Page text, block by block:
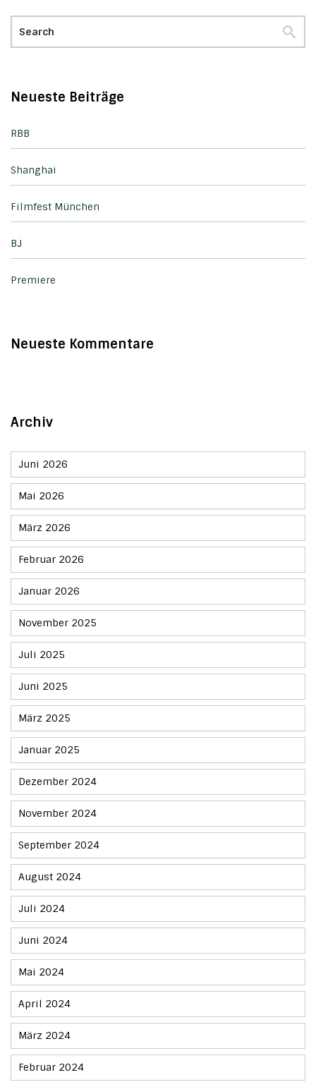
Neueste Beiträge
RBB
Shanghai
Filmfest München
BJ
Premiere
Neueste Kommentare
Archiv
Juni 2026
Mai 2026
März 2026
Februar 2026
Januar 2026
November 2025
Juli 2025
Juni 2025
März 2025
Januar 2025
Dezember 2024
November 2024
September 2024
August 2024
Juli 2024
Juni 2024
Mai 2024
April 2024
März 2024
Februar 2024